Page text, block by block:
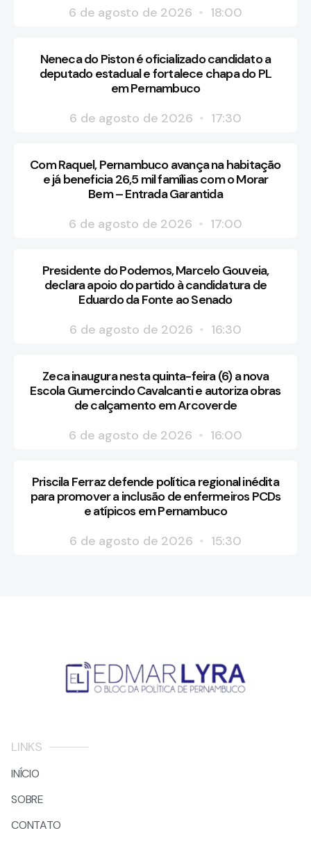
6 de agosto de 2026 18:00
Neneca do Piston é oficializado candidato a
deputado estadual e fortalece chapa do PL
em Pernambuco
6 de agosto de 2026
17:30
Com Raquel, Pernambuco avança na habitação
e já beneficia 26,5 mil famílias com o Morar
Bem – Entrada Garantida
6 de agosto de 2026
17:00
Presidente do Podemos, Marcelo Gouveia,
declara apoio do partido à candidatura de
Eduardo da Fonte ao Senado
6 de agosto de 2026
16:30
Zeca inaugura nesta quinta-feira (6) a nova
Escola Gumercindo Cavalcanti e autoriza obras
de calçamento em Arcoverde
6 de agosto de 2026
16:00
Priscila Ferraz defende política regional inédita
para promover a inclusão de enfermeiros PCDs
e atípicos em Pernambuco
6 de agosto de 2026
15:30
LINKS
INÍCIO
SOBRE
CONTATO